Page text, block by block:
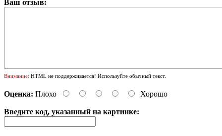
Ваш отзыв:
Внимание: HTML не поддерживается! Используйте обычный текст.
Оценка: Плохо Хорошо
Введите код, указанный на картинке: